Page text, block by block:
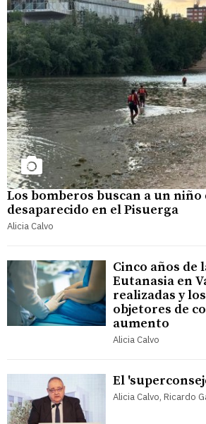
Los bomberos buscan a un niño
desaparecido en el Pisuerga
Alicia Calvo
Cinco años de
Eutanasia en
realizadas y
objetores de
aumento
Alicia Calvo
El
Alicia Calvo, Ricardo